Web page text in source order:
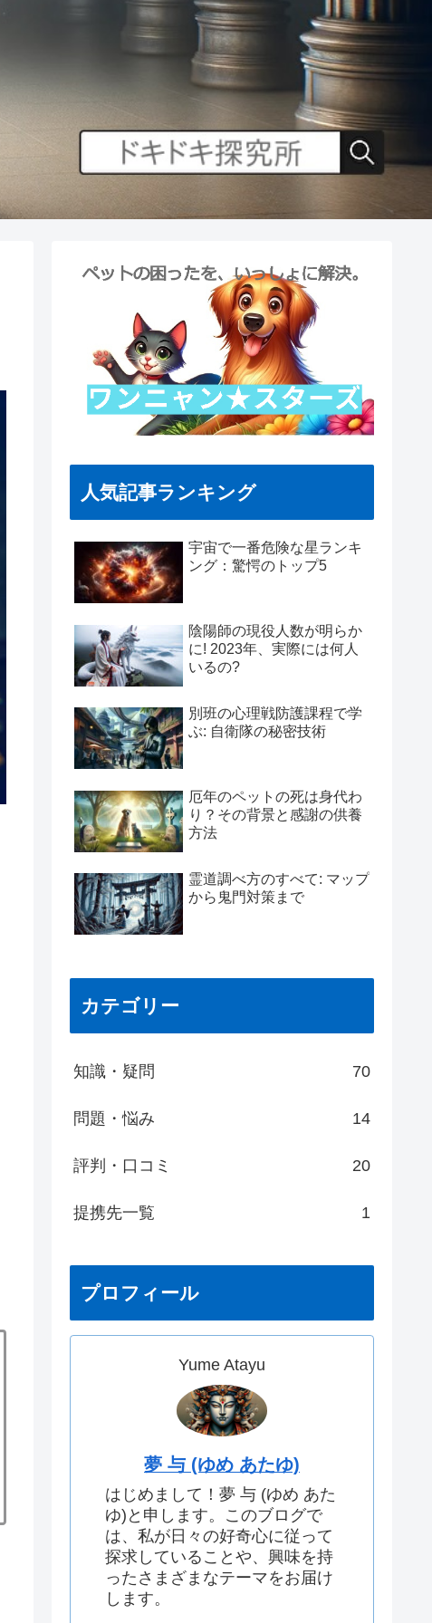
人気記事ランキング
宇宙で一番危険な星ランキ
ング：驚愕のトップ5
陰陽師の現役人数が明らか
に! 2023年、実際には何人
いるの?
別班の心理戦防護課程で学
ぶ: 自衛隊の秘密技術
厄年のペットの死は身代わ
り？その背景と感謝の供養
方法
霊道調べ方のすべて: マップ
から鬼門対策まで
カテゴリー
知識・疑問 70
問題・悩み 14
評判・口コミ 20
提携先一覧 1
プロフィール
Yume Atayu
夢 与 (ゆめ あたゆ)
はじめまして！夢 与 (ゆめ あた
ゆ)と申します。このブログで
は、私が日々の好奇心に従って
探求していることや、興味を持
ったさまざまなテーマをお届け
します。